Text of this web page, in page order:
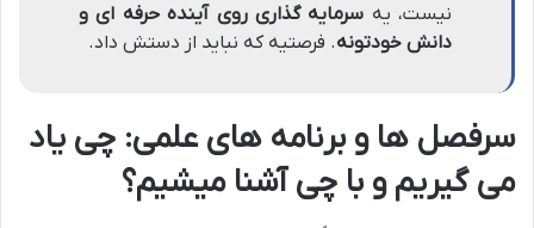
نیست، یه سرمایه گذاری روی آینده حرفه ای و
دانش خودتونه. فرصتیه که نباید از دستش داد.
سرفصل ها و برنامه های علمی: چی یاد
می گیریم و با چی آشنا میشیم؟